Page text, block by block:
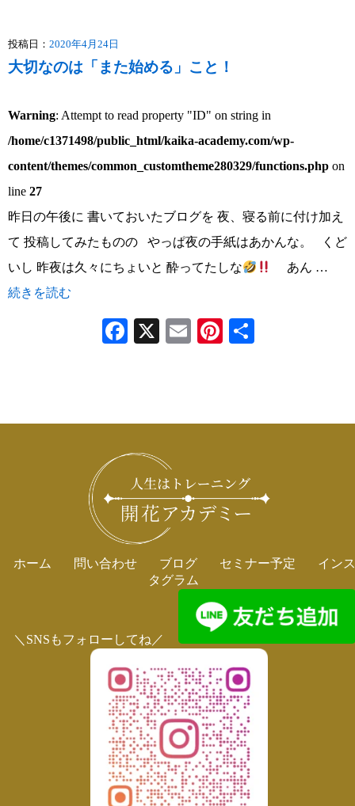
投稿日： 2020年4月24日
大切なのは「また始める」こと！
Warning: Attempt to read property "ID" on string in
/home/c1371498/public_html/kaika-academy.com/wp-
content/themes/common_customtheme280329/functions.php on
line 27
昨日の午後に 書いておいたブログを 夜、寝る前に付け加え
て 投稿してみたものの やっぱ夜の手紙はあかんな。 くど
いし 昨夜は久々にちょいと 酔ってたしな
あん …
続きを読む
Facebook
X EmailPinterest
ホーム 問い合わせ ブログ セミナー予定
インス
タグラム
＼SNSもフォローしてね／